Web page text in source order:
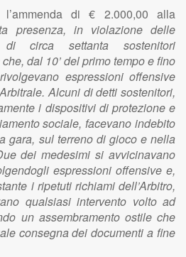
l’ammenda di € 2.000,00 alla
presenza, in violazione delle
di circa settanta sostenitori
dal 10’ del primo tempo e fino
espressioni offensive
Alcuni di detti sostenitori,
i dispositivi di protezione e
sociale, facevano indebito
gara, sul terreno di gioco e nella
dei medesimi si avvicinavano
espressioni offensive e,
i ripetuti richiami dell’Arbitro,
qualsiasi intervento volto ad
un assembramento ostile che
consegna dei documenti a fine